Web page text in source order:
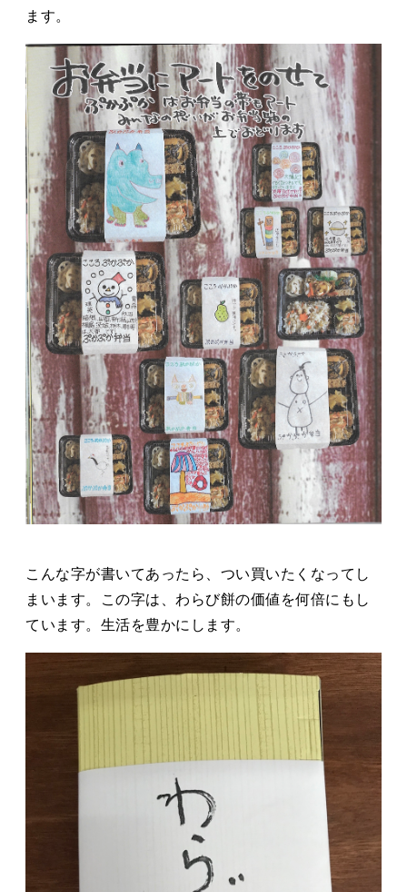
ます。
こんな字が書いてあったら、つい買いたくなってし
まいます。この字は、わらび餅の価値を何倍にもし
ています。生活を豊かにします。